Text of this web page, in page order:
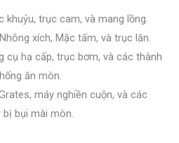
khuỷu, trục cam, và mang lồng.
xích, Mặc tấm, và trục lăn.
cụ hạ cấp, trục bơm, và các thành
ăn mòn.
máy nghiền cuộn, và các
bụi mài mòn.